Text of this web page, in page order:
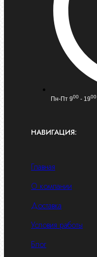
Пн-Пт 900 - 1900
НАВИГАЦИЯ:
Главная
О компании
Доставка
Условия работы
Блог